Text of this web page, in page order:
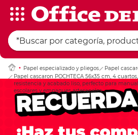
Papel especializado y pliegos
Papel
Papel cascaron POCHTECA 56x35 cm, 4
resistencia y acabado liso, perfecto para
escolares y empaques artesanales.